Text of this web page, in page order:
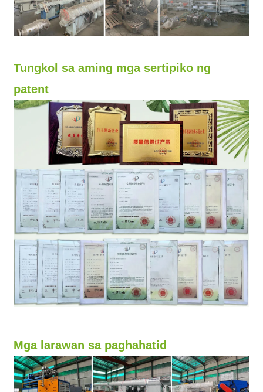
Tungkol sa aming mga sertipiko ng
patent
Mga larawan sa paghahatid